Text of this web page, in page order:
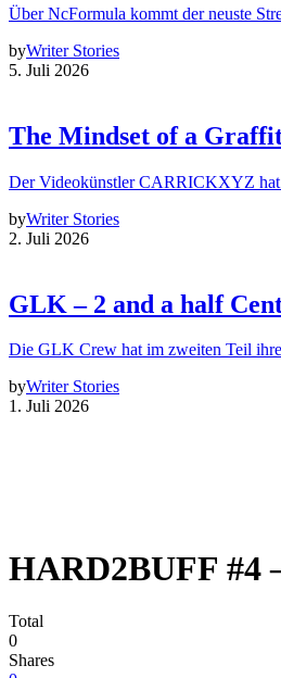
Über NcFormula kommt der neuste
byWriter Stories
5. Juli 2026
The Mindset of a
Der Videokünstler CARRICKXYZ hat
byWriter Stories
2. Juli 2026
GLK – 2 and a half
Die GLK Crew hat im zweiten Teil
byWriter Stories
1. Juli 2026
HARD2BUFF #4
Total
0
Shares